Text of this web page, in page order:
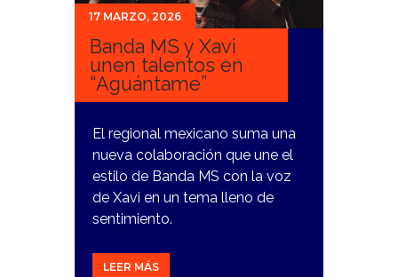
17 MARZO, 2026
Banda MS y Xavi
unen talentos en
“Aguántame”
El regional mexicano suma una
nueva colaboración que une el
estilo de Banda MS con la voz
de Xavi en un tema lleno de
sentimiento.
LEER MÁS